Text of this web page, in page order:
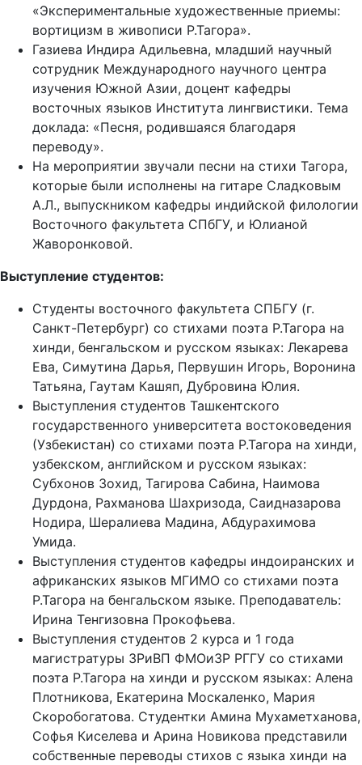
«Экспериментальные художественные приемы:
вортицизм в живописи Р.Тагора».
Газиева Индира Адильевна, младший научный
сотрудник Международного научного центра
изучения Южной Азии, доцент кафедры
восточных языков Института лингвистики. Тема
доклада: «Песня, родившаяся благодаря
переводу».
На мероприятии звучали песни на стихи Тагора,
которые были исполнены на гитаре Сладковым
А.Л., выпускником кафедры индийской филологии
Восточного факультета СПбГУ, и Юлианой
Жаворонковой.
Выступление студентов:
Студенты восточного факультета СПБГУ (г.
Санкт-Петербург) со стихами поэта Р.Тагора на
хинди, бенгальском и русском языках: Лекарева
Ева, Симутина Дарья, Первушин Игорь, Воронина
Татьяна, Гаутам Кашяп, Дубровина Юлия.
Выступления студентов Ташкентского
государственного университета востоковедения
(Узбекистан) со стихами поэта Р.Тагора на хинди,
узбекском, английском и русском языках:
Субхонов Зохид, Тагирова Сабина, Наимова
Дурдона, Рахманова Шахризода, Саидназарова
Нодира, Шералиева Мадина, Абдурахимова
Умида.
Выступления студентов кафедры индоиранских и
африканских языков МГИМО со стихами поэта
Р.Тагора на бенгальском языке. Преподаватель:
Ирина Тенгизовна Прокофьева.
Выступления студентов 2 курса и 1 года
магистратуры ЗРиВП ФМОиЗР РГГУ со стихами
поэта Р.Тагора на хинди и русском языках: Алена
Плотникова, Екатерина Москаленко, Мария
Скоробогатова. Студентки Амина Мухаметханова,
Софья Киселева и Арина Новикова представили
собственные переводы стихов с языка хинди на